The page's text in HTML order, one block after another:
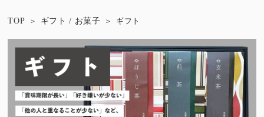
TOP ギフト / お菓子 ギフト